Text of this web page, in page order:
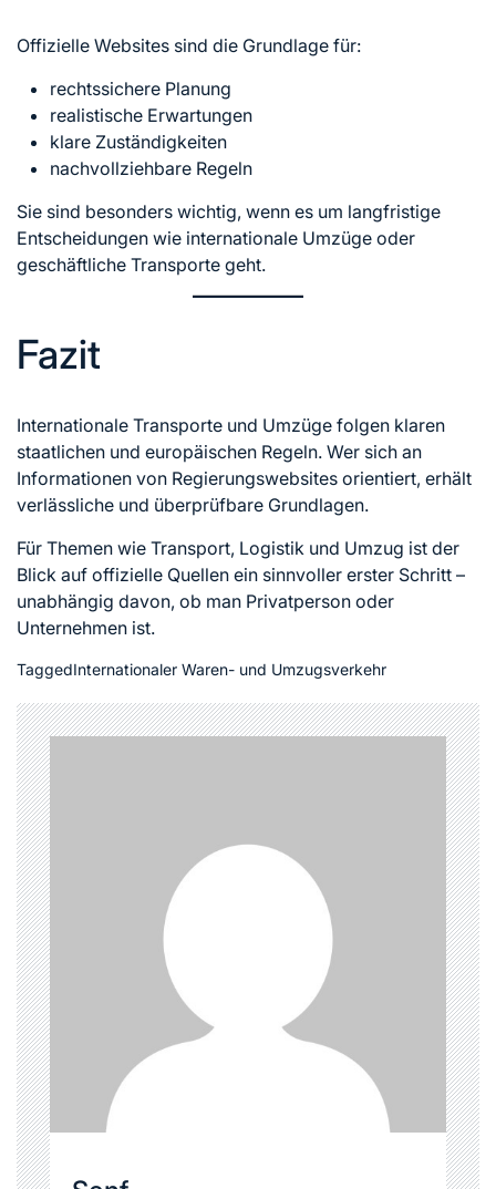
Offizielle Websites sind die Grundlage für:
rechtssichere Planung
realistische Erwartungen
klare Zuständigkeiten
nachvollziehbare Regeln
Sie sind besonders wichtig, wenn es um langfristige
Entscheidungen wie internationale Umzüge oder
geschäftliche Transporte geht.
Fazit
Internationale Transporte und Umzüge folgen klaren
staatlichen und europäischen Regeln. Wer sich an
Informationen von Regierungswebsites orientiert, erhält
verlässliche und überprüfbare Grundlagen.
Für Themen wie Transport, Logistik und Umzug ist der
Blick auf offizielle Quellen ein sinnvoller erster Schritt –
unabhängig davon, ob man Privatperson oder
Unternehmen ist.
TaggedInternationaler Waren- und Umzugsverkehr